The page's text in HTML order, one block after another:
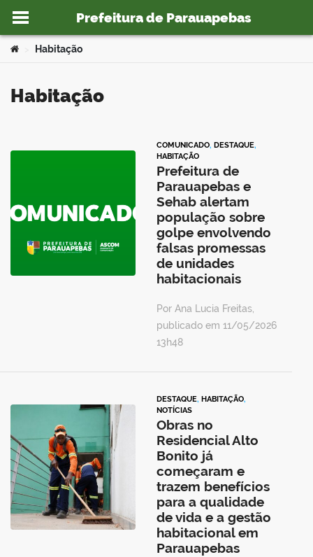
Ir para o conteúdo
Prefeitura de Parauapebas
Você está aqui:
Habitação
Habitação
COMUNICADO, DESTAQUE,
HABITAÇÃO
Prefeitura de
Parauapebas e
Sehab alertam
população sobre
golpe envolvendo
falsas promessas
de unidades
habitacionais
Por Ana Lucia Freitas,
publicado em 11/05/2026
13h48
DESTAQUE, HABITAÇÃO,
NOTÍCIAS
Obras no
Residencial Alto
Bonito já
começaram e
trazem benefícios
para a qualidade
de vida e a gestão
habitacional em
Parauapebas